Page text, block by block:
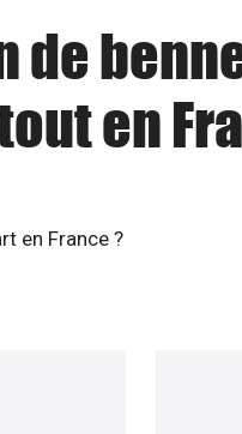
de
en
en France ?